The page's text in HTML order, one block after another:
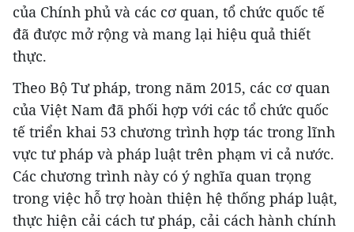
của Chính phủ và các cơ quan, tổ chức quốc tế
đã được mở rộng và mang lại hiệu quả thiết
thực.
Theo Bộ Tư pháp, trong năm 2015, các cơ quan
của Việt Nam đã phối hợp với các tổ chức quốc
tế triển khai 53 chương trình hợp tác trong lĩnh
vực tư pháp và pháp luật trên phạm vi cả nước.
Các chương trình này có ý nghĩa quan trọng
trong việc hỗ trợ hoàn thiện hệ thống pháp luật,
thực hiện cải cách tư pháp, cải cách hành chính